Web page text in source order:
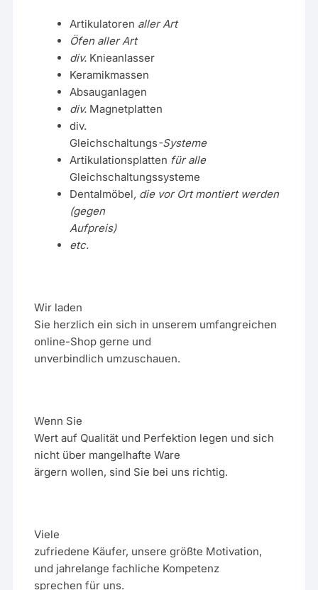
Artikulatoren aller Art
Öfen aller Art
div. Knieanlasser
Keramikmassen
Absauganlagen
div. Magnetplatten
div.
Gleichschaltungs-Systeme
Artikulationsplatten für alle
Gleichschaltungssysteme
Dentalmöbel, die vor Ort montiert werden
(gegen
Aufpreis)
etc.
Wir laden
Sie herzlich ein sich in unserem umfangreichen
online-Shop gerne und
unverbindlich umzuschauen.
Wenn Sie
Wert auf Qualität und Perfektion legen und sich
nicht über mangelhafte Ware
ärgern wollen, sind Sie bei uns richtig.
Viele
zufriedene Käufer, unsere größte Motivation,
und jahrelange fachliche Kompetenz
sprechen für uns.